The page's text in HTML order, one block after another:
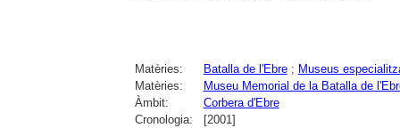
Matèries: Batalla de l'Ebre; Museus
Matèries:
Museu Memorial de la Batalla de
Àmbit:
Corbera d'Ebre
Cronologia:
[2001]